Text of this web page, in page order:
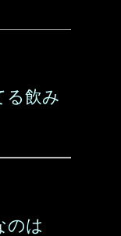
る飲み
のは